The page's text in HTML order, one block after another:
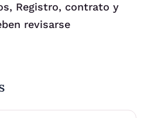
Registro, contrato y
revisarse